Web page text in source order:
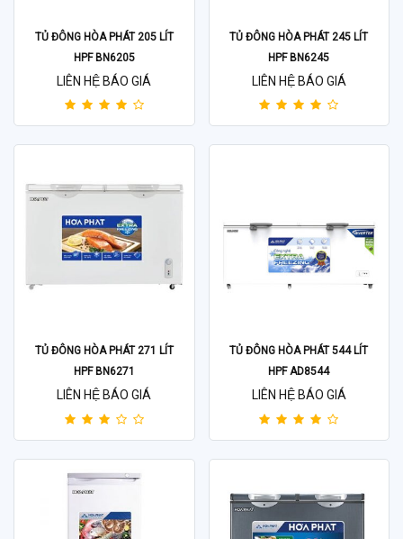
TỦ ĐÔNG HÒA PHÁT 205 LÍT
HPF BN6205
LIÊN HỆ BÁO GIÁ
TỦ ĐÔNG HÒA PHÁT 245 LÍT
HPF BN6245
LIÊN HỆ BÁO GIÁ
TỦ ĐÔNG HÒA PHÁT 271 LÍT
HPF BN6271
LIÊN HỆ BÁO GIÁ
TỦ ĐÔNG HÒA PHÁT 544 LÍT
HPF AD8544
LIÊN HỆ BÁO GIÁ